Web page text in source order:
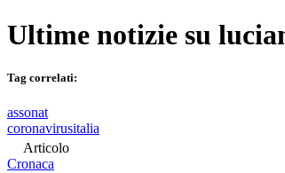
Ultime notizie su
Tag correlati:
assonat
coronavirusitalia
Articolo
Cronaca